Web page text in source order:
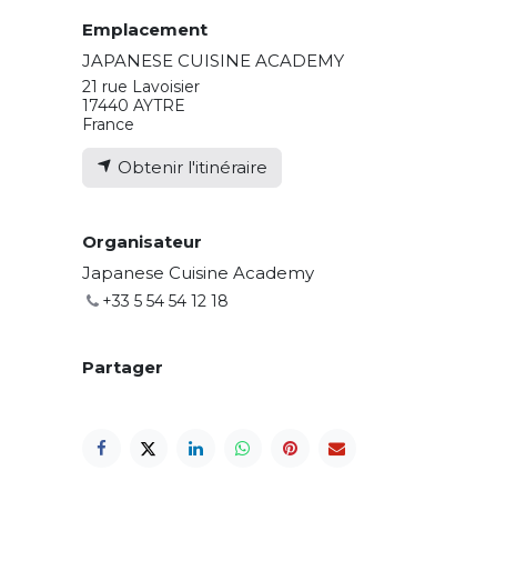
Emplacement
JAPANESE CUISINE ACADEMY
21 rue Lavoisier
17440 AYTRE
France
Obtenir l'itinéraire
Organisateur
Japanese Cuisine Academy
+33 5 54 54 12 18
Partager